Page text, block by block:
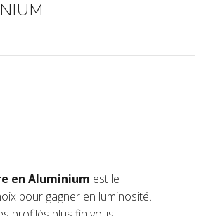
en Aluminium est le
pour gagner en luminosité.